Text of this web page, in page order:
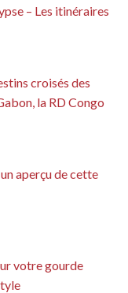
– Les itinéraires
croisés des
la RD Congo
aperçu de cette
votre gourde